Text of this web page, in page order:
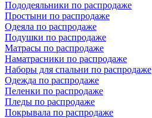
Пододеяльники по распродаже
Простыни по распродаже
Одеяла по распродаже
Подушки по распродаже
Матрасы по распродаже
Наматрасники по распродаже
Наборы для спальни по распродаже
Одежда по распродаже
Пеленки по распродаже
Пледы по распродаже
Покрывала по распродаже